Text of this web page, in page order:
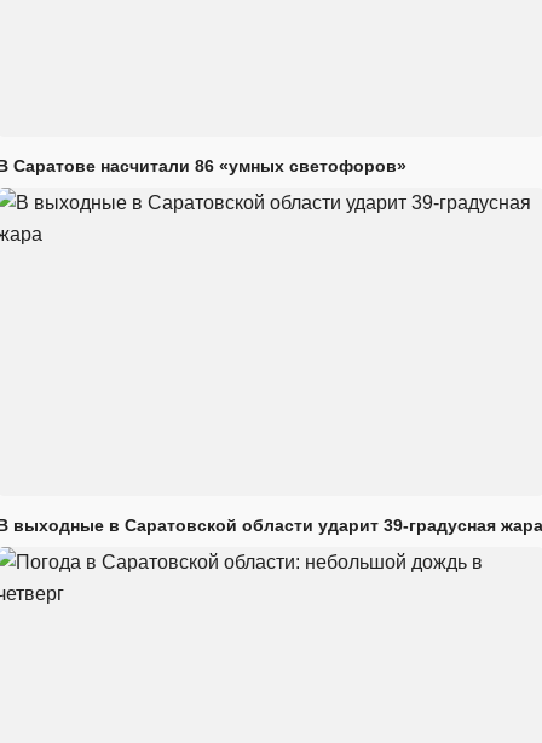
Саратове насчитали 86 «умных светофоров»
выходные в Саратовской области ударит 39-градусная жара